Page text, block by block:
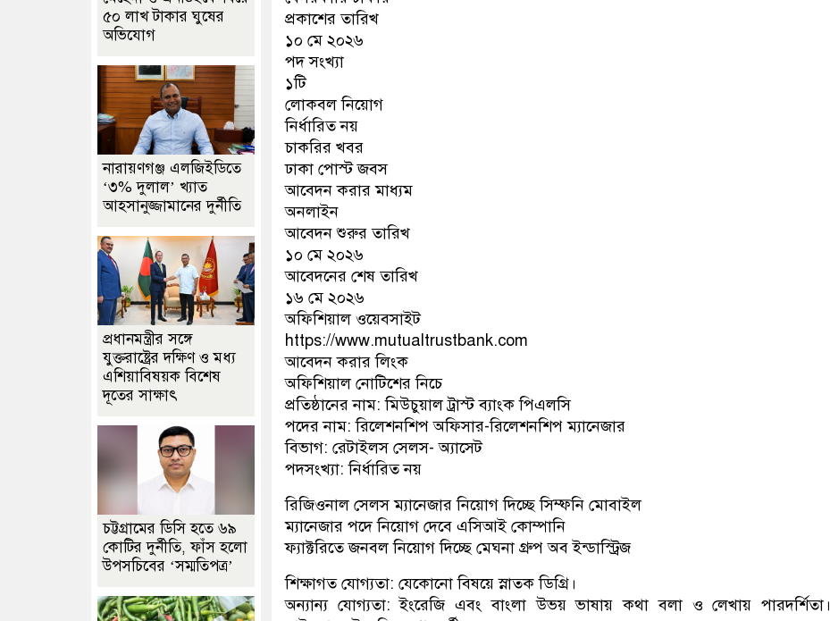
প্রকাশের তারিখ
১০ মে ২০২৬
পদ সংখ্যা
১টি
লোকবল নিয়োগ
নির্ধারিত নয়
চাকরির খবর
ঢাকা পোস্ট জবস
আবেদন করার মাধ্যম
অনলাইন
আবেদন শুরুর তারিখ
১০ মে ২০২৬
আবেদনের শেষ তারিখ
১৬ মে ২০২৬
অফিশিয়াল ওয়েবসাইট
https://www.mutualtrustbank.com
আবেদন করার লিংক
অফিশিয়াল নোটিশের নিচে
প্রতিষ্ঠানের নাম: মিউচুয়াল ট্রাস্ট ব্যাংক পিএলসি
পদের নাম: রিলেশনশিপ অফিসার-রিলেশনশিপ ম্যানেজার
বিভাগ: রেটাইলস সেলস- অ্যাসেট
পদসংখ্যা: নির্ধারিত নয়
রিজিওনাল সেলস ম্যানেজার নিয়োগ দিচ্ছে সিম্ফনি মোবাইল
ম্যানেজার পদে নিয়োগ দেবে এসিআই কোম্পানি
ফ্যাক্টরিতে জনবল নিয়োগ দিচ্ছে মেঘনা গ্রুপ অব ইন্ডাস্ট্রিজ
শিক্ষাগত যোগ্যতা: যেকোনো বিষয়ে স্নাতক ডিগ্রি।
অন্যান্য যোগ্যতা: ইংরেজি এবং বাংলা উভয় ভাষায় কথা বলা ও লেখায় পারদর্শিতা।
৫০ লাখ টাকার ঘুষের
অভিযোগ
নারায়ণগঞ্জ এলজিইডিতে
‘৩% দুলাল’ খ্যাত
আহসানুজ্জামানের দুর্নীতি
প্রধানমন্ত্রীর সঙ্গে
যুক্তরাষ্ট্রের দক্ষিণ ও মধ্য
এশিয়াবিষয়ক বিশেষ
দূতের সাক্ষাৎ
চট্টগ্রামের ডিসি হতে ৬৯
কোটির দুর্নীতি, ফাঁস হলো
উপসচিবের ‘সম্মতিপত্র’